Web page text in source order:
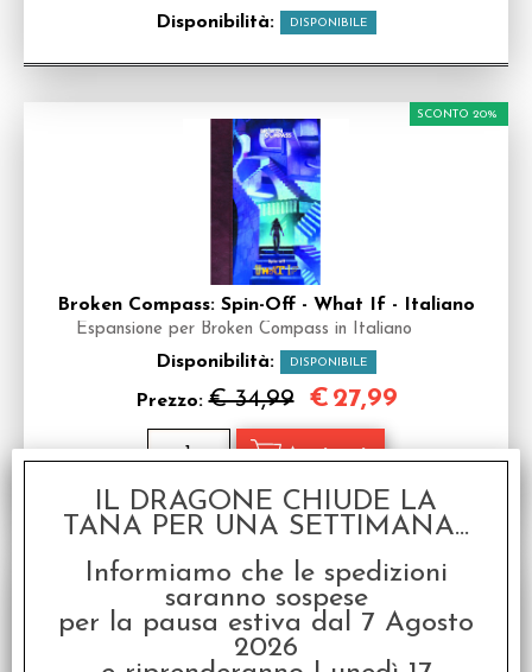
Disponibilità: DISPONIBILE
Broken Compass: Spin-Off - What If - Italiano
Espansione per Broken Compass in Italiano
Disponibilità: DISPONIBILE
Prezzo:€ 34,99
SCONTO 20%
€ 27,99
SCONTO 20%
IL DRAGONE CHIUDE LA
TANA PER UNA SETTIMANA...
Informiamo che le spedizioni
saranno sospese
per la pausa estiva dal 7 Agosto
2026